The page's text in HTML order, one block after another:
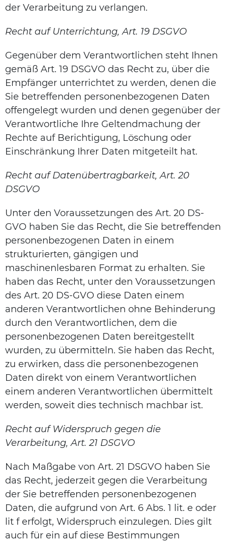
der Verarbeitung zu verlangen.
Recht auf Unterrichtung, Art. 19 DSGVO
Gegenüber dem Verantwortlichen steht Ihnen
gemäß Art. 19 DSGVO das Recht zu, über die
Empfänger unterrichtet zu werden, denen die
Sie betreffenden personenbezogenen Daten
offengelegt wurden und denen gegenüber der
Verantwortliche Ihre Geltendmachung der
Rechte auf Berichtigung, Löschung oder
Einschränkung Ihrer Daten mitgeteilt hat.
Recht auf Datenübertragbarkeit, Art. 20
DSGVO
Unter den Voraussetzungen des Art. 20 DS-
GVO haben Sie das Recht, die Sie betreffenden
personenbezogenen Daten in einem
strukturierten, gängigen und
maschinenlesbaren Format zu erhalten. Sie
haben das Recht, unter den Voraussetzungen
des Art. 20 DS-GVO diese Daten einem
anderen Verantwortlichen ohne Behinderung
durch den Verantwortlichen, dem die
personenbezogenen Daten bereitgestellt
wurden, zu übermitteln. Sie haben das Recht,
zu erwirken, dass die personenbezogenen
Daten direkt von einem Verantwortlichen
einem anderen Verantwortlichen übermittelt
werden, soweit dies technisch machbar ist.
Recht auf Widerspruch gegen die
Verarbeitung, Art. 21 DSGVO
Nach Maßgabe von Art. 21 DSGVO haben Sie
das Recht, jederzeit gegen die Verarbeitung
der Sie betreffenden personenbezogenen
Daten, die aufgrund von Art. 6 Abs. 1 lit. e oder
lit f erfolgt, Widerspruch einzulegen. Dies gilt
auch für ein auf diese Bestimmungen